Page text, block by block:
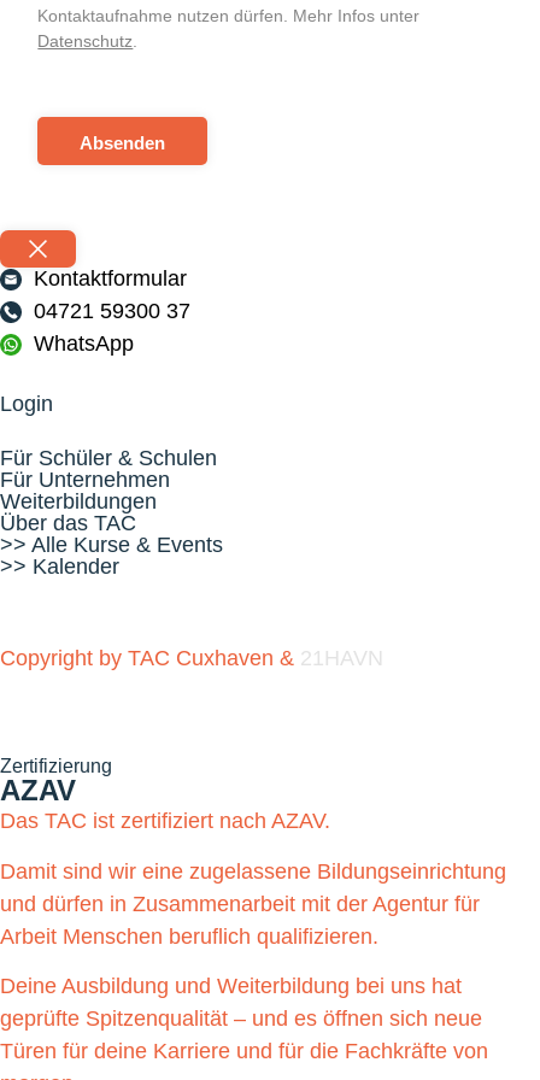
Kontaktaufnahme nutzen dürfen. Mehr Infos unter
Datenschutz.
Absenden
Kontaktformular
04721 59300 37
WhatsApp
Login
Für Schüler & Schulen
Für Unternehmen
Weiterbildungen
Über das TAC
>> Alle Kurse & Events
>> Kalender
Copyright by TAC Cuxhaven & 21HAVN
Zertifizierung
AZAV
Das TAC ist zertifiziert nach AZAV.
Damit sind wir eine zugelassene Bildungseinrichtung
und dürfen in Zusammenarbeit mit der Agentur für
Arbeit Menschen beruflich qualifizieren.
Deine Ausbildung und Weiterbildung bei uns hat
geprüfte Spitzenqualität – und es öffnen sich neue
Türen für deine Karriere und für die Fachkräfte von